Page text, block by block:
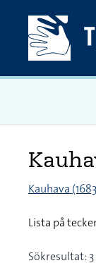
Kauhava
Lista på
Sökresultat: